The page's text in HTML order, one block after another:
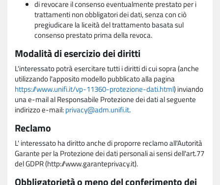
di revocare il consenso eventualmente prestato per i
trattamenti non obbligatori dei dati, senza con ciò
pregiudicare la liceità del trattamento basata sul
consenso prestato prima della revoca.
Modalità di esercizio dei diritti
L'interessato potrà esercitare tutti i diritti di cui sopra (anche
utilizzando l'apposito modello pubblicato alla pagina
https://www.unifi.it/vp-11360-protezione-dati.html) inviando
una e-mail al Responsabile Protezione dei dati al seguente
indirizzo e-mail:privacy@adm.unifi.it.
Reclamo
L' interessato ha diritto anche di proporre reclamo all'Autorità
Garante per la Protezione dei dati personali ai sensi dell'art.77
del GDPR (http://www.garanteprivacy.it).
Obbligatorietà o meno del conferimento dei